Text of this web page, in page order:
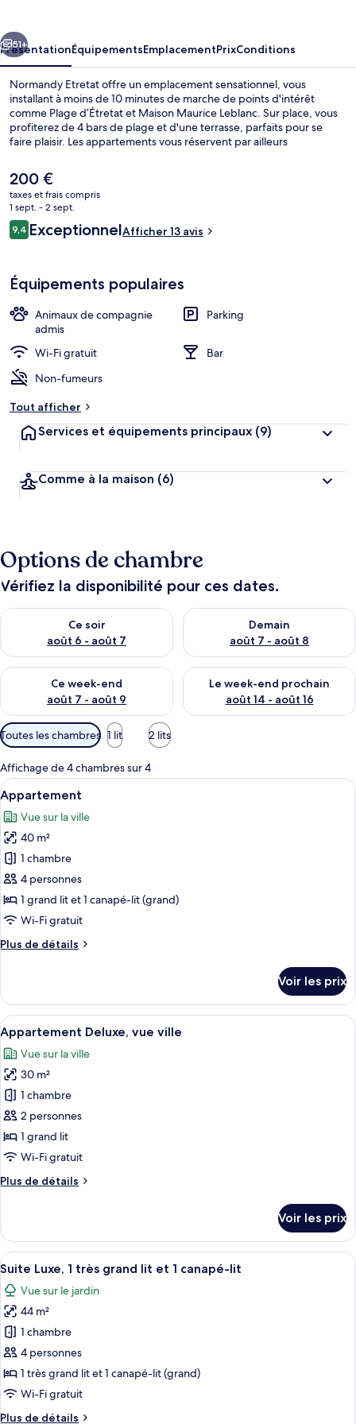
Suivant
51+
PrésentationÉquipementsEmplacementPrixConditions
Normandy Etretat offre un emplacement sensationnel, vous
installant à moins de 10 minutes de marche de points d'intérêt
comme Plage d’Étretat et Maison Maurice Leblanc. Sur place, vous
profiterez de 4 bars de plage et d'une terrasse, parfaits pour se
faire plaisir. Les appartements vous réservent par ailleurs
et un pommeau de douche à « effet pluie ».
Le
prix
actuel
est
de
200 €
taxes et frais compris
1 sept. - 2 sept.
Avis
voyageurs
9,49,4 sur 10
ExceptionnelAfficher 13 avis
Équipements populaires
Animaux de compagnie
admis
Parking
Wi-Fi gratuit
Bar
Non-fumeurs
Tout afficher
Services et équipements principaux (9)
Comme à la maison (6)
Options de chambre
Vérifiez la disponibilité pour ces dates.
Ce soir
août 6 - août 7
Vérifier la disponibilité pour ce soir août 6 - août 7
Demain
août 7 - août 8
Vérifier la disponibilité pour
Ce week-end
août 7 - août 9
Vérifier la disponibilité pour ce week-end août 7 - août 9
Le week-end prochain
août 14 - août 16
Vérifier la disponibilité pour
Filtres
disponibles
pour
les
chambres
Toutes les chambres 1 lit 2 lits
Affichage de 4 chambres sur 4
Afficher
toutes
les
photos
pour
ce
type
de
chambre :
Appartement
Un lit bien fait, avec une serviette
10
Appartement
Vue sur la ville
40 m²
1 chambre
4 personnes
1 grand lit et 1 canapé-lit (grand)
Wi-Fi gratuit
Plus de détails
Plus
le
type
de
chambre
Appartement
Voir les prix
Afficher
toutes
les
photos
pour
ce
type
de
chambre :
Appartement
ville
Une chambre à coucher
14
Appartement Deluxe, vue ville
Vue sur la ville
30 m²
1 chambre
2 personnes
1 grand lit
Wi-Fi gratuit
Plus de détails
Plus
le
type
de
chambre
Appartement
Deluxe,
vue
ville
Voir les prix
Afficher
toutes
les
photos
pour
ce
type
de
chambre :
Un salon comprenant un canapé,
12
Suite Luxe, 1 très grand lit et 1 canapé-lit
Vue sur le jardin
44 m²
1 chambre
4 personnes
1 très grand lit et 1 canapé-lit (grand)
Wi-Fi gratuit
Plus de détails
Plus